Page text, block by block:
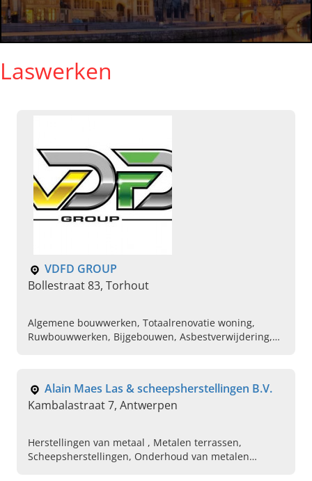
Laswerken
VDFD GROUP
Bollestraat 83, Torhout
Algemene bouwwerken, Totaalrenovatie woning,
Ruwbouwwerken, Bijgebouwen, Asbestverwijdering,
Alain Maes Las & scheepsherstellingen B.V.
Kambalastraat 7, Antwerpen
Herstellingen van metaal , Metalen terrassen,
Scheepsherstellingen, Onderhoud van metalen